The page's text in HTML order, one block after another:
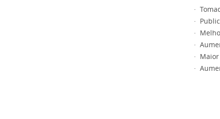
·
·
·
·
·
·